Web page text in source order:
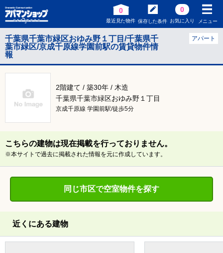
0
最近見た物件 保存した条件
0
お気に入り メニュー
千葉県千葉市緑区おゆみ野１丁目/千葉県千
葉市緑区/京成千原線学園前駅の賃貸物件情
報
アパート
2階建て / 築30年 / 木造
千葉県千葉市緑区おゆみ野１丁目
京成千原線 学園前駅/徒歩5分
こちらの建物は現在掲載を行っておりません。
※本サイトで過去に掲載された情報を元に作成しています。
同じ市区で空室物件を探す
近くにある建物